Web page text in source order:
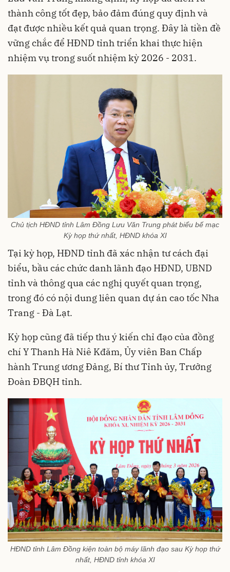
thành công tốt đẹp, bảo đảm đúng quy định và
đạt được nhiều kết quả quan trọng. Đây là tiền đề
vững chắc để HĐND tỉnh triển khai thực hiện
nhiệm vụ trong suốt nhiệm kỳ 2026 - 2031.
Chủ tịch HĐND tỉnh Lâm Đồng Lưu Văn Trung phát biểu bế mạc
Kỳ họp thứ nhất, HĐND khóa XI
Tại kỳ họp, HĐND tỉnh đã xác nhận tư cách đại
biểu, bầu các chức danh lãnh đạo HĐND, UBND
tỉnh và thông qua các nghị quyết quan trọng,
trong đó có nội dung liên quan dự án cao tốc Nha
Trang - Đà Lạt.
Kỳ họp cũng đã tiếp thu ý kiến chỉ đạo của đồng
chí Y Thanh Hà Niê Kđăm, Ủy viên Ban Chấp
hành Trung ương Đảng, Bí thư Tỉnh ủy, Trưởng
Đoàn ĐBQH tỉnh.
HĐND tỉnh Lâm Đồng kiện toàn bộ máy lãnh đạo sau Kỳ họp thứ
nhất, HĐND tỉnh khóa XI